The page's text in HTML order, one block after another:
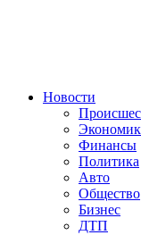
Новости
Финансы
Политика
Авто
Общество
Бизнес
ДТП